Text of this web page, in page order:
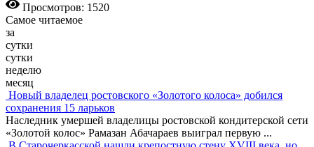
Просмотров: 1520
Самое читаемое
за
сутки
сутки
неделю
месяц
Новый владелец ростовского «Золотого колоса» добился
сохранения 15 ларьков
Наследник умершей владелицы ростовской кондитерской сети
«Золотой колос» Рамазан Абачараев выиграл первую ...